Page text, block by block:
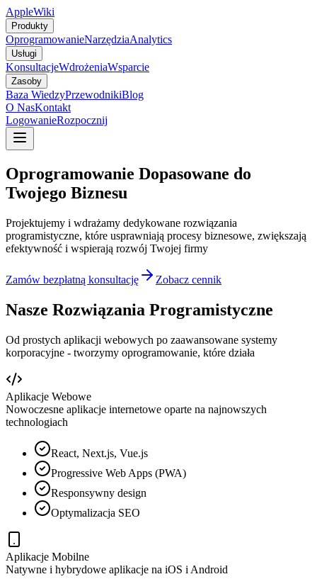
AppleWiki
Produkty
OprogramowanieNarzędziaAnalytics
Usługi
KonsultacjeWdrożeniaWsparcie
Zasoby
Baza WiedzyPrzewodnikiBlog
O NasKontakt
LogowanieRozpocznij
Oprogramowanie Dopasowane do
Twojego Biznesu
Projektujemy i wdrażamy dedykowane rozwiązania
programistyczne, które usprawniają procesy biznesowe, zwiększają
efektywność i wspierają rozwój Twojej firmy
Zamów bezpłatną konsultację Zobacz cennik
Nasze Rozwiązania Programistyczne
Od prostych aplikacji webowych po zaawansowane systemy
korporacyjne - tworzymy oprogramowanie, które działa
Aplikacje Webowe
Nowoczesne aplikacje internetowe oparte na najnowszych
technologiach
React, Next.js, Vue.js
Progressive Web Apps (PWA)
Responsywny design
Optymalizacja SEO
Aplikacje Mobilne
Natywne i hybrydowe aplikacje na iOS i Android